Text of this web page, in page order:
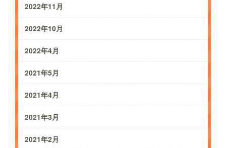
2022年11月
2022年10月
2022年4月
2021年5月
2021年4月
2021年3月
2021年2月